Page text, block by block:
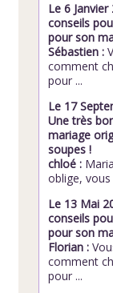
Le 6
conseils
pour son
Sébastien :
comment
pour ...
Le 17
Une très
mariage
soupes !
chloé :
oblige, vous
Le 13 Mai
conseils
pour son
Florian :
comment
pour ...